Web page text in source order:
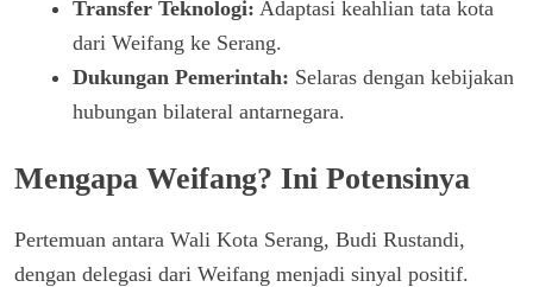
Transfer Teknologi: Adaptasi keahlian tata kota
dari Weifang ke Serang.
Dukungan Pemerintah: Selaras dengan kebijakan
hubungan bilateral antarnegara.
Mengapa Weifang? Ini Potensinya
Pertemuan antara Wali Kota Serang, Budi Rustandi,
dengan delegasi dari Weifang menjadi sinyal positif.